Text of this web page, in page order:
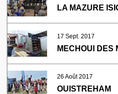
LA MAZURE
17 Sept. 2017
26 Août 2017
OUISTREHAM